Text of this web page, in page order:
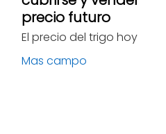
precio futuro
El precio del trigo hoy
Mas campo